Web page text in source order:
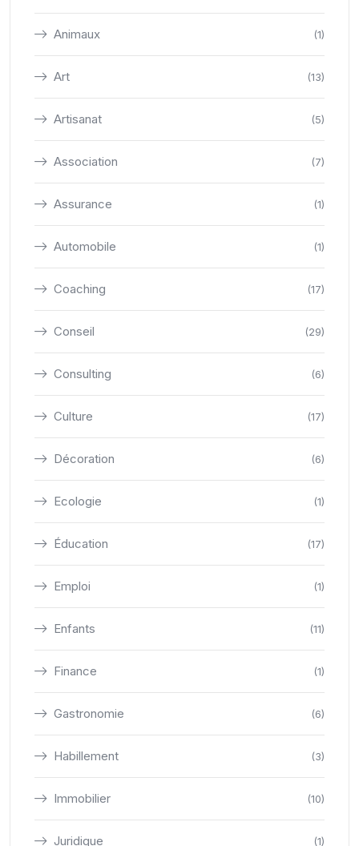
Animaux (1)
Art (13)
Artisanat (5)
Association (7)
Assurance (1)
Automobile (1)
Coaching (17)
Conseil (29)
Consulting (6)
Culture (17)
Décoration (6)
Ecologie (1)
Éducation (17)
Emploi (1)
Enfants (11)
Finance (1)
Gastronomie (6)
Habillement (3)
Immobilier (10)
Juridique (1)